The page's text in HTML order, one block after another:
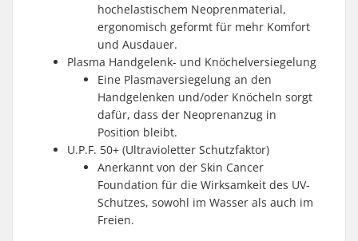
hochelastischem Neoprenmaterial,
ergonomisch geformt für mehr Komfort
und Ausdauer.
Plasma Handgelenk- und Knöchelversiegelung
Eine Plasmaversiegelung an den
Handgelenken und/oder Knöcheln sorgt
dafür, dass der Neoprenanzug in
Position bleibt.
U.P.F. 50+ (Ultravioletter Schutzfaktor)
Anerkannt von der Skin Cancer
Foundation für die Wirksamkeit des UV-
Schutzes, sowohl im Wasser als auch im
Freien.